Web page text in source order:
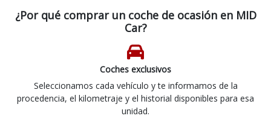
¿Por qué comprar un coche de ocasión en MID
Car?
Coches exclusivos
Seleccionamos cada vehículo y te informamos de la
procedencia, el kilometraje y el historial disponibles para esa
unidad.